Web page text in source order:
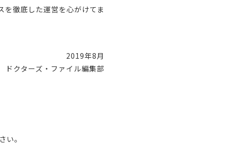
徹底した運営を心がけてま
2019年8月
ドクターズ・ファイル編集部
い。